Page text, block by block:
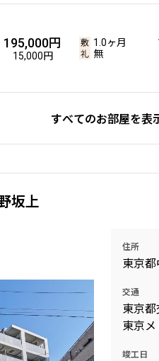
195,000円
15,000円
1.0ヶ月
無
すべてのお部屋を表
坂上
住所
東京
交通
東京
東京
竣工日